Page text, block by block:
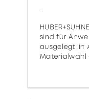
-
sind für
ausgelegt, in
Materialwahl